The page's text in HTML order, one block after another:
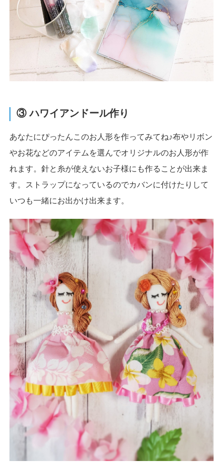
③ ハワイアンドール作り
あなたにぴったんこのお人形を作ってみてね♪布やリボン
やお花などのアイテムを選んでオリジナルのお人形が作
れます。針と糸が使えないお子様にも作ることが出来ま
す。ストラップになっているのでカバンに付けたりして
いつも一緒にお出かけ出来ます。